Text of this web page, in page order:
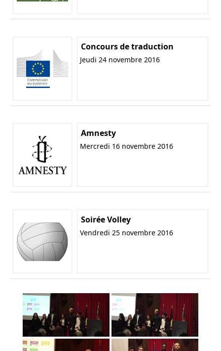
Concours de traduction
Jeudi 24 novembre 2016
Amnesty
Mercredi 16 novembre 2016
Soirée Volley
Vendredi 25 novembre 2016